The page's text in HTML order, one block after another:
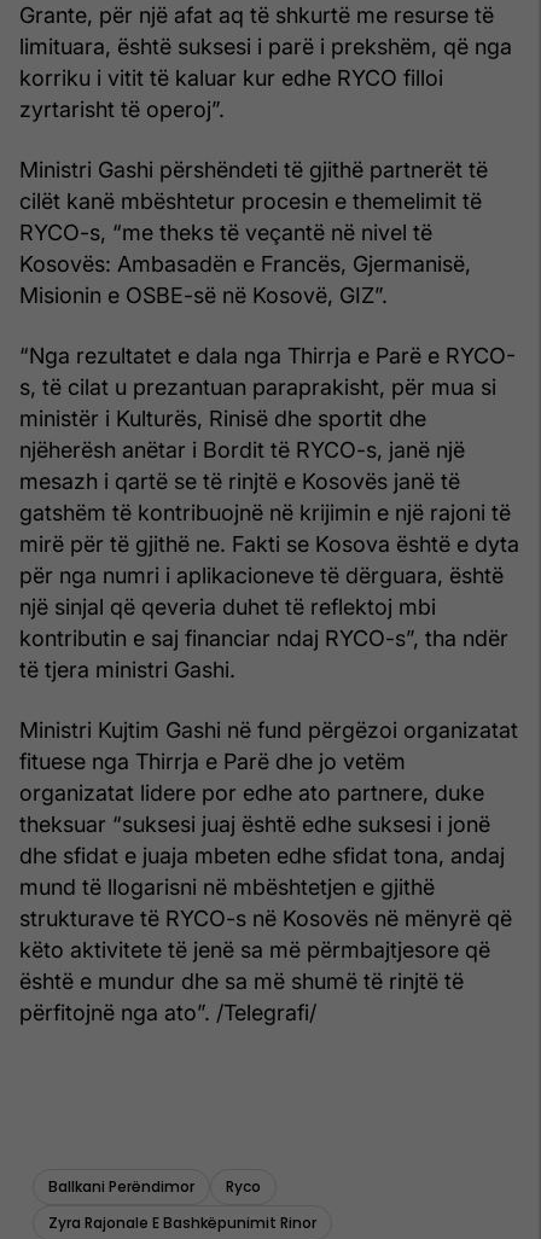
Grante, për një afat aq të shkurtë me resurse të
limituara, është suksesi i parë i prekshëm, që nga
korriku i vitit të kaluar kur edhe RYCO filloi
zyrtarisht të operoj”.
Ministri Gashi përshëndeti të gjithë partnerët të
cilët kanë mbështetur procesin e themelimit të
RYCO-s, “me theks të veçantë në nivel të
Kosovës: Ambasadën e Francës, Gjermanisë,
Misionin e OSBE-së në Kosovë, GIZ”.
“Nga rezultatet e dala nga Thirrja e Parë e RYCO-
s, të cilat u prezantuan paraprakisht, për mua si
ministër i Kulturës, Rinisë dhe sportit dhe
njëherësh anëtar i Bordit të RYCO-s, janë një
mesazh i qartë se të rinjtë e Kosovës janë të
gatshëm të kontribuojnë në krijimin e një rajoni të
mirë për të gjithë ne. Fakti se Kosova është e dyta
për nga numri i aplikacioneve të dërguara, është
një sinjal që qeveria duhet të reflektoj mbi
kontributin e saj financiar ndaj RYCO-s”, tha ndër
të tjera ministri Gashi.
Ministri Kujtim Gashi në fund përgëzoi organizatat
fituese nga Thirrja e Parë dhe jo vetëm
organizatat lidere por edhe ato partnere, duke
theksuar “suksesi juaj është edhe suksesi i jonë
dhe sfidat e juaja mbeten edhe sfidat tona, andaj
mund të llogarisni në mbështetjen e gjithë
strukturave të RYCO-s në Kosovës në mënyrë që
këto aktivitete të jenë sa më përmbajtjesore që
është e mundur dhe sa më shumë të rinjtë të
përfitojnë nga ato”. /Telegrafi/
Ballkani Perëndimor
Ryco
Zyra Rajonale E Bashkëpunimit Rinor